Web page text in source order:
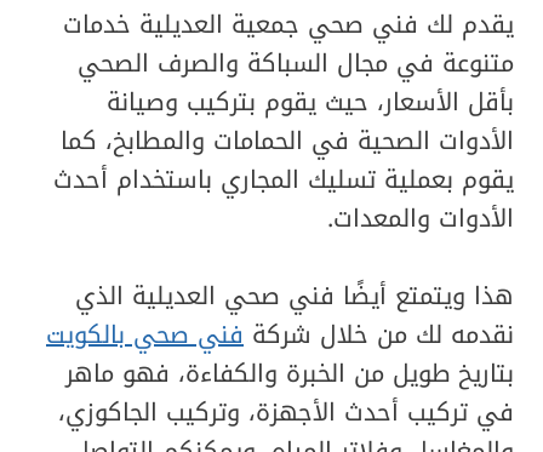
يقدم لك فني صحي جمعية العديلية خدمات
متنوعة في مجال السباكة والصرف الصحي
بأقل الأسعار، حيث يقوم بتركيب وصيانة
الأدوات الصحية في الحمامات والمطابخ، كما
يقوم بعملية تسليك المجاري باستخدام أحدث
الأدوات والمعدات.
هذا ويتمتع أيضًا فني صحي العديلية الذي
نقدمه لك من خلال شركة فني صحي بالكويت
بتاريخ طويل من الخبرة والكفاءة، فهو ماهر
في تركيب أحدث الأجهزة، وتركيب الجاكوزي،